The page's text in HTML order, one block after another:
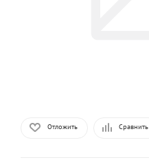
Отложить Сравнить